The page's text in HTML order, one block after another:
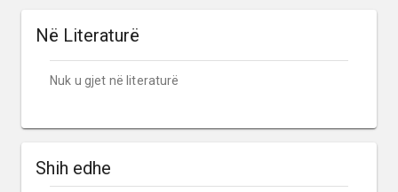
Në Literaturë
Nuk u gjet në literaturë
Shih edhe